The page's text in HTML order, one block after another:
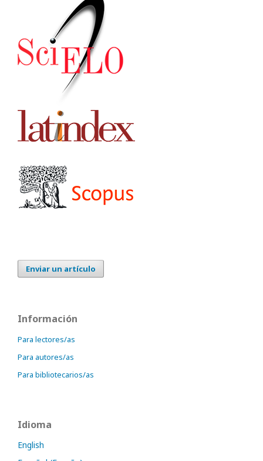
Enviar un artículo
Información
Para lectores/as
Para autores/as
Para bibliotecarios/as
Idioma
English